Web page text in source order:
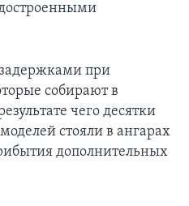
при
собирают в
чего десятки
стояли в ангарах
дополнительных